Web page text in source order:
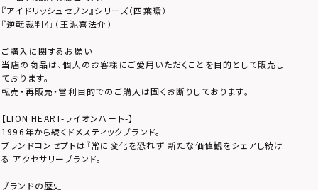
『アイドリッシュセブン』シリーズ（四葉環）
『逆転裁判4』（王泥喜法介）
ご購入に関するお願い
当店の商品は、個人のお客様にご愛用いただくことを目的として販売し
ております。
転売・再販売・営利目的でのご購入は固くお断りしております。
【LION HEART-ライオンハート-】
1996年から続くドメスティックブランド。
ブランドコンセプトは『常に変化を恐れず 新たな価値観をシェアし続け
る アクセサリーブランド。
ブランドの歴史